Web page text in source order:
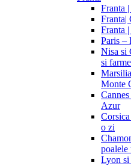
Franta
Franta|
Franta
Paris –
Nisa si
si
Monte
Azur
o zi
poalele
Lyon si